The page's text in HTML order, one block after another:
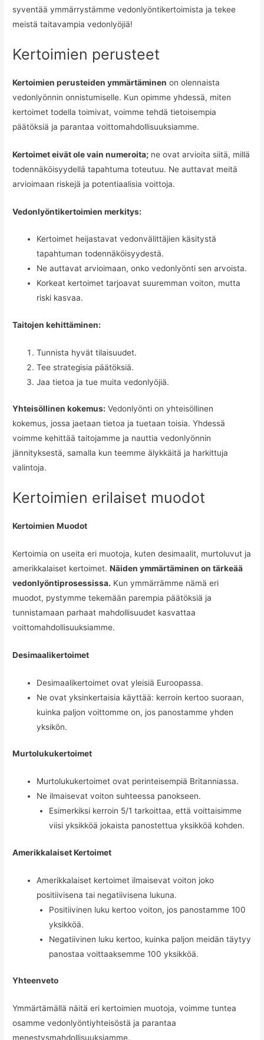
syventää ymmärrystämme vedonlyöntikertoimista ja tekee
meistä taitavampia vedonlyöjiä!
Kertoimien perusteet
Kertoimien perusteiden ymmärtäminen on olennaista
vedonlyönnin onnistumiselle. Kun opimme yhdessä, miten
kertoimet todella toimivat, voimme tehdä tietoisempia
päätöksiä ja parantaa voittomahdollisuuksiamme.
Kertoimet eivät ole vain numeroita; ne ovat arvioita siitä, millä
todennäköisyydellä tapahtuma toteutuu. Ne auttavat meitä
arvioimaan riskejä ja potentiaalisia voittoja.
Vedonlyöntikertoimien merkitys:
Kertoimet heijastavat vedonvälittäjien käsitystä
tapahtuman todennäköisyydestä.
Ne auttavat arvioimaan, onko vedonlyönti sen arvoista.
Korkeat kertoimet tarjoavat suuremman voiton, mutta
riski kasvaa.
Taitojen kehittäminen:
Tunnista hyvät tilaisuudet.
Tee strategisia päätöksiä.
Jaa tietoa ja tue muita vedonlyöjiä.
Yhteisöllinen kokemus: Vedonlyönti on yhteisöllinen
kokemus, jossa jaetaan tietoa ja tuetaan toisia. Yhdessä
voimme kehittää taitojamme ja nauttia vedonlyönnin
jännityksestä, samalla kun teemme älykkäitä ja harkittuja
valintoja.
Kertoimien erilaiset muodot
Kertoimien Muodot
Kertoimia on useita eri muotoja, kuten desimaalit, murtoluvut ja
amerikkalaiset kertoimet.Näiden ymmärtäminen on tärkeää
vedonlyöntiprosessissa. Kun ymmärrämme nämä eri
muodot, pystymme tekemään parempia päätöksiä ja
tunnistamaan parhaat mahdollisuudet kasvattaa
voittomahdollisuuksiamme.
Desimaalikertoimet
Desimaalikertoimet ovat yleisiä Euroopassa.
Ne ovat yksinkertaisia käyttää: kerroin kertoo suoraan,
kuinka paljon voittomme on, jos panostamme yhden
yksikön.
Murtolukukertoimet
Murtolukukertoimet ovat perinteisempiä Britanniassa.
Ne ilmaisevat voiton suhteessa panokseen.
Esimerkiksi kerroin 5/1 tarkoittaa, että voittaisimme
viisi yksikköä jokaista panostettua yksikköä kohden.
Amerikkalaiset Kertoimet
Amerikkalaiset kertoimet ilmaisevat voiton joko
positiivisena tai negatiivisena lukuna.
Positiivinen luku kertoo voiton, jos panostamme 100
yksikköä.
Negatiivinen luku kertoo, kuinka paljon meidän täytyy
panostaa voittaaksemme 100 yksikköä.
Yhteenveto
Ymmärtämällä näitä eri kertoimien muotoja, voimme tuntea
osamme vedonlyöntiyhteisöstä ja parantaa
menestysmahdollisuuksiamme.